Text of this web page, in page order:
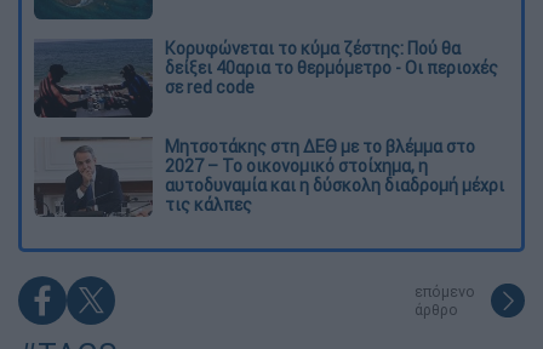
Κορυφώνεται το κύμα ζέστης: Πού θα
δείξει 40αρια το θερμόμετρο - Οι περιοχές
σε red code
Μητσοτάκης στη ΔΕΘ με το βλέμμα στο
2027 – Το οικονομικό στοίχημα, η
αυτοδυναμία και η δύσκολη διαδρομή μέχρι
τις κάλπες
επόμενο
άρθρο